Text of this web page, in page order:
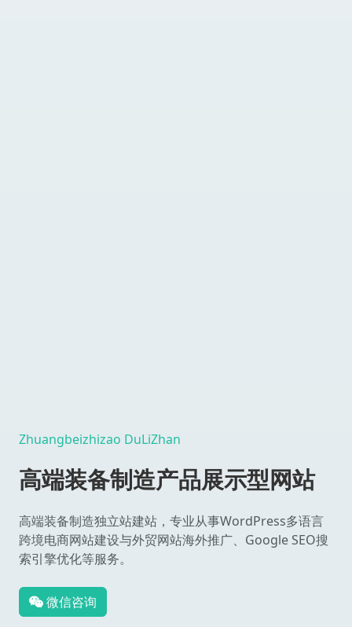
Zhuangbeizhizao DuLiZhan
高端装备制造产品展示型网站
高端装备制造独立站建站，专业从事WordPress多语言
跨境电商网站建设与外贸网站海外推广、Google SEO搜
索引擎优化等服务。
微信咨询